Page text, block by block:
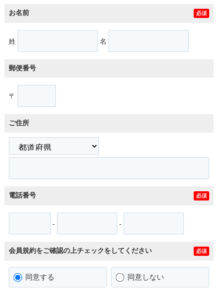
お名前 必須
姓 名
郵便番号
〒
ご住所
電話番号 必須
- -
会員規約をご確認の上チェックをしてください 必須
同意する 同意しない